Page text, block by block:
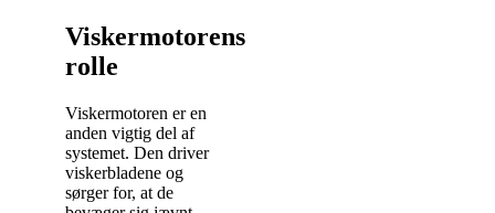
Viskermotorens
rolle
Viskermotoren er en
anden vigtig del af
systemet. Den driver
viskerbladene og
sørger for, at de